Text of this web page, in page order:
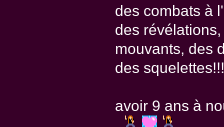
des combats à
des
mouvants, des
des
avoir 9 ans à